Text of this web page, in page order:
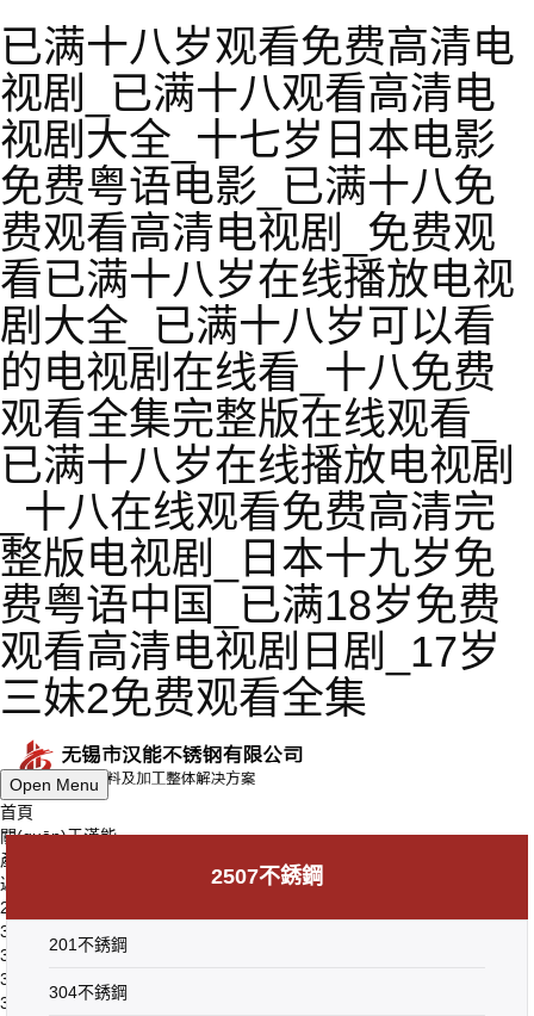
已满十八岁观看免费高清电
视剧_已满十八观看高清电
视剧大全_十七岁日本电影
免费粤语电影_已满十八免
费观看高清电视剧_免费观
看已满十八岁在线播放电视
剧大全_已满十八岁可以看
的电视剧在线看_十八免费
观看全集完整版在线观看_
已满十八岁在线播放电视剧
_十八在线观看免费高清完
整版电视剧_日本十九岁免
费粤语中国_已满18岁免费
观看高清电视剧日剧_17岁
三妹2免费观看全集
Open Menu
首頁
關(guān)于漢能
產(chǎn)品中心
返回上一級(jí)
201不銹鋼
304不銹鋼
304L不銹鋼
316L不銹鋼
310s不銹鋼
2507不銹鋼
201不銹鋼
304不銹鋼